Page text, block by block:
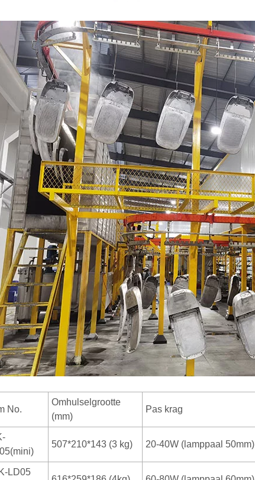
No.
Omhulselgrootte
(mm)
Pas krag
507*210*143 (3 kg) 20-40W (lamppaal 50mm)
LD05